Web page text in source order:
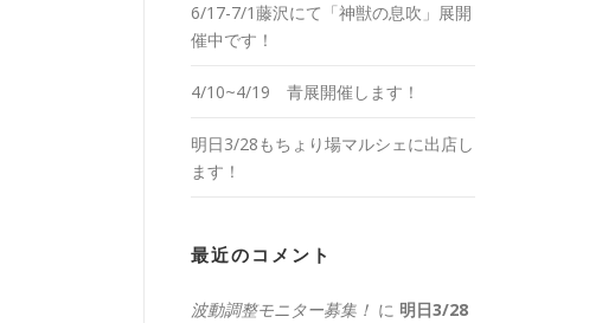
6/17-7/1藤沢にて「神獣の息吹」展開
催中です！
4/10~4/19 青展開催します！
明日3/28もちょり場マルシェに出店し
ます！
最近のコメント
波動調整モニター募集！ に 明日3/28